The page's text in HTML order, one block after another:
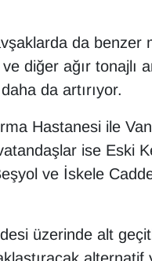
da benzer
diğer ağır tonajlı
da artırıyor.
Hastanesi ile
ise Eski
ve İskele
üzerinde alt